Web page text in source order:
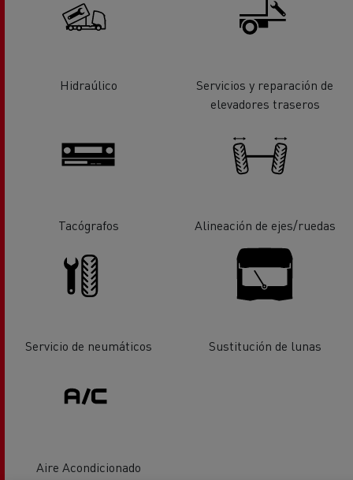
Hidraúlico
Servicios y reparación de
elevadores traseros
Tacógrafos Alineación de ejes/ruedas
Servicio de neumáticos Sustitución de lunas
Aire Acondicionado